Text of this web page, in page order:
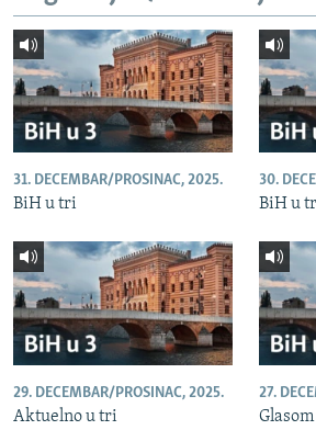
31. DECEMBAR/PROSINAC, 2025.
BiH u tri
30.
BiH u
29. DECEMBAR/PROSINAC, 2025.
Aktuelno u tri
27.